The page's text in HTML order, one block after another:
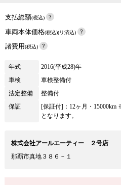
支払総額(税込)
車両本体価格(税込)(リ済込)
諸費用(税込)
年式 2016(平成28)年
車検
車検整備付
法定整備
整備付
保証
[保証付]：12ヶ月・
となります。
株式会社アールエーティー ２号店
那覇市真地３８６－１